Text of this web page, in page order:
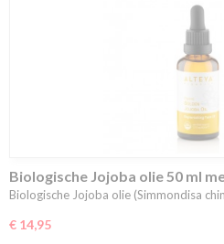
Biologische Jojoba olie 50 ml
Biologische Jojoba olie (Simmondisa
€ 14,95